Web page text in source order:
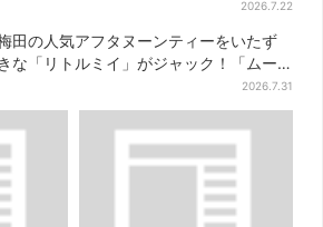
2026.7.22
田の人気アフタヌーンティーをいたず
な「リトルミイ」がジャック！「ムー
2026.7.31